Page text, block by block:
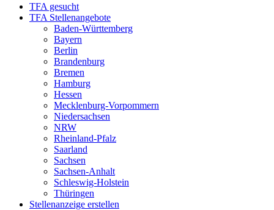
TFA gesucht
TFA Stellenangebote
Baden-Württemberg
Bayern
Berlin
Brandenburg
Bremen
Hamburg
Hessen
Mecklenburg-Vorpommern
Niedersachsen
NRW
Rheinland-Pfalz
Saarland
Sachsen
Sachsen-Anhalt
Schleswig-Holstein
Thüringen
Stellenanzeige erstellen